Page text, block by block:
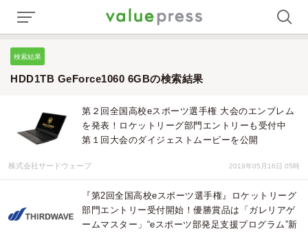
検索結果
HDD1TB GeForce1060 6GBの検索結果
第２回全国高校eスポーツ選手権 大会のエンブレム
を発表！ロケットリーグ部門エントリーも受付中
第１回大会のダイジェストムービーを公開
株式会社サードウェーブ 2019年05月16日 05時
『第2回全国高校eスポーツ選手権』ロケットリーグ
部門エントリー受付開始！優勝賞品は「ガレリアゲ
ームマスター」“eスポーツ部発足支援プログラム”新